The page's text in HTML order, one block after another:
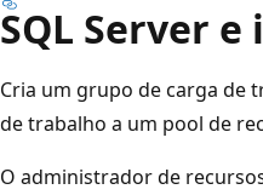
SQL Server
Cria um grupo de carga de
de trabalho a um pool de
O administrador de